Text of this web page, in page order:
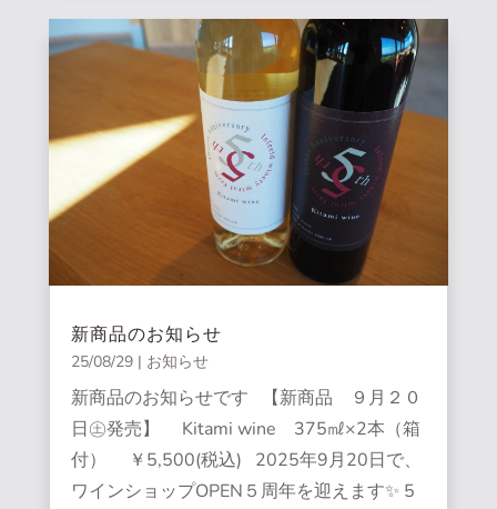
新商品のお知らせ
25/08/29| お知らせ
新商品のお知らせです 【新商品 ９月２０
日㊏発売】 Kitami wine 375㎖×2本（箱
付） ￥5,500(税込) 2025年9月20日で、
ワインショップOPEN５周年を迎えます✨ 5